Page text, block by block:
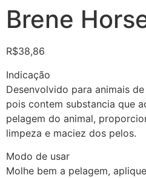
Brene
R$38,86
Indicação
Desenvolvido para animais
pois contem substancia que
pelagem do animal,
limpeza e maciez dos pelos.
Modo de usar
Molhe bem a pelagem,